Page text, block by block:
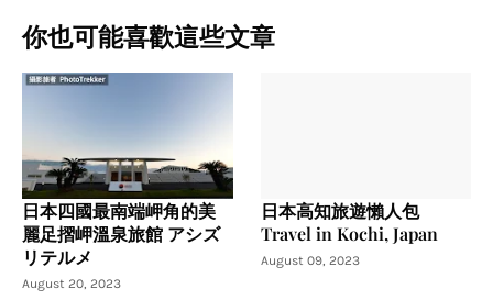
你也可能喜歡這些文章
日本四國最南端岬角的美
麗足摺岬溫泉旅館 アシズ
リテルメ
August 20, 2023
日本高知旅遊懶人包
Travel in Kochi, Japan
August 09, 2023